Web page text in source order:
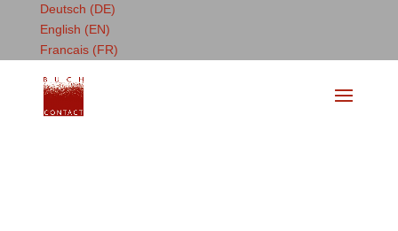
Deutsch (DE)
English (EN)
Francais (FR)